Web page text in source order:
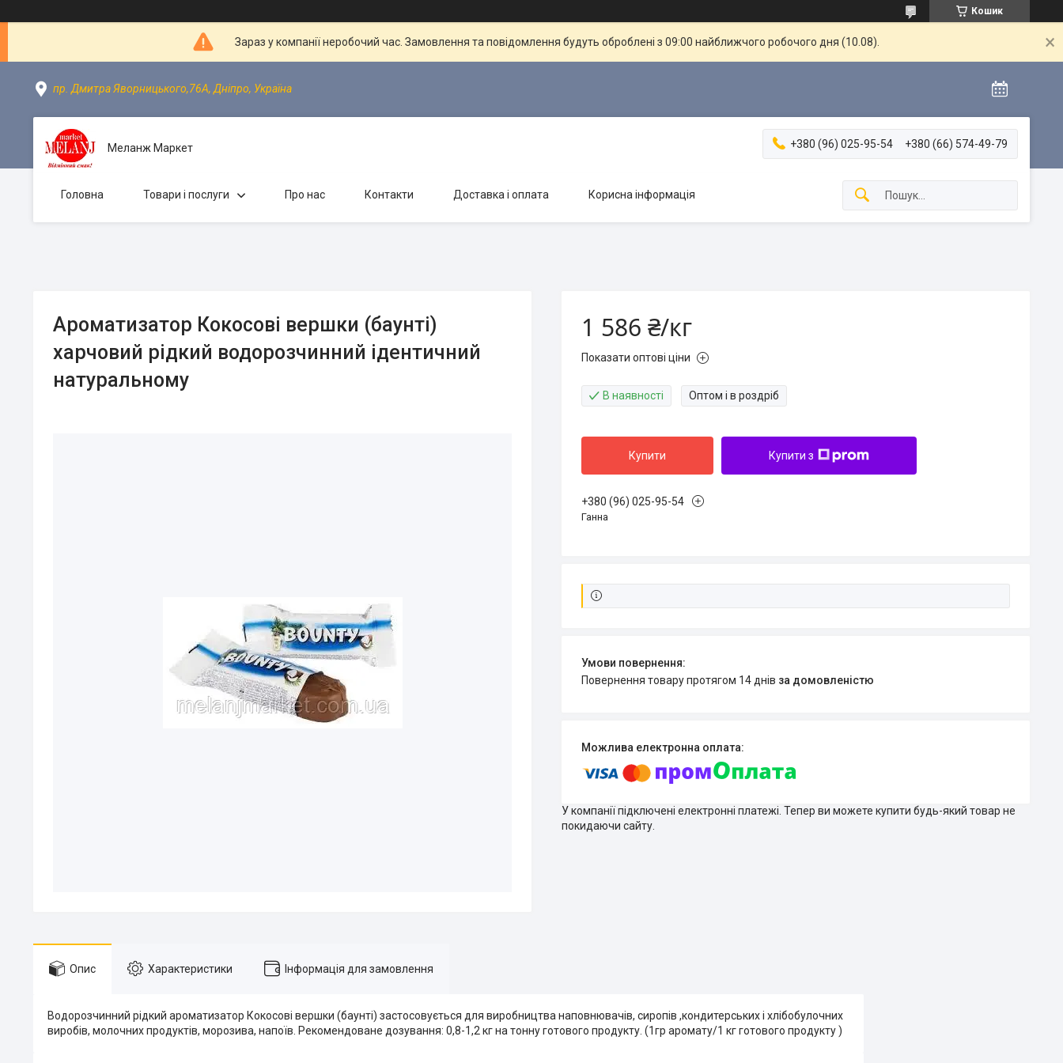
Кошик
Зараз у компанії неробочий час. Замовлення та повідомлення будуть оброблені з 09:00 найближчого робочого дня (10.08).
пр. Дмитра Яворницького,76А, Дніпро, Україна
Меланж Маркет +380 (96) 025-95-54 +380 (66) 574-49-79
Головна Товари і послуги Про нас Контакти Доставка і оплата Корисна інформація
Ароматизатор Кокосові вершки (баунті)
харчовий рідкий водорозчинний ідентичний
натуральному
1 586 ₴/кг
Показати оптові ціни
В наявності Оптом і в роздріб
Купити Купити з
+380 (96) 025-95-54
Ганна
повернення товару протягом 14 днів за домовленістю
У компанії підключені електронні платежі. Тепер ви можете купити будь-який товар не
покидаючи сайту.
Опис Характеристики Інформація для замовлення
Водорозчинний рідкий ароматизатор Кокосові вершки (баунті) застосовується для виробництва наповнювачів, сиропів ,кондитерських і хлібобулочних
виробів, молочних продуктів, морозива, напоїв. Рекомендоване дозування: 0,8-1,2 кг на тонну готового продукту. (1гр аромату/1 кг готового продукту )